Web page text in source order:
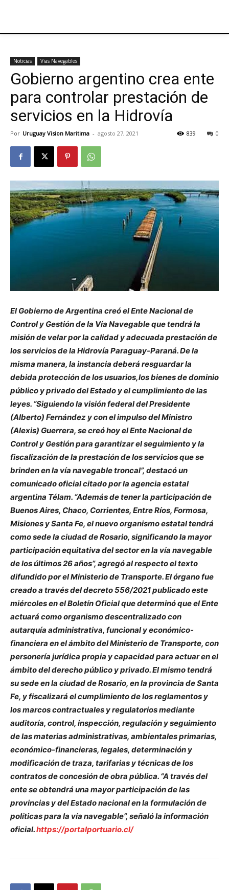
Noticias Vias Navegables
Gobierno argentino crea ente
para controlar prestación de
servicios en la Hidrovía
Por Uruguay Vision Maritima - agosto 27, 2021 0
839
El Gobierno de Argentina creó el Ente Nacional de
Control y Gestión de la Vía Navegable que tendrá la
misión de velar por la calidad y adecuada prestación de
los servicios de la Hidrovía Paraguay-Paraná. De la
misma manera, la instancia deberá resguardar la
debida protección de los usuarios,los bienes de dominio
público y privado del Estado y el cumplimiento de las
leyes. “Siguiendo la visión federal del Presidente
(Alberto) Fernández y con el impulso del Ministro
(Alexis) Guerrera, se creó hoy el Ente Nacional de
Control y Gestión para garantizar el seguimiento y la
fiscalización de la prestación de los servicios que se
brinden en la vía navegable troncal”, destacó un
comunicado oficial citado por la agencia estatal
argentina Télam. “Además de tener la participación de
Buenos Aires, Chaco, Corrientes, Entre Ríos, Formosa,
Misiones y Santa Fe, el nuevo organismo estatal tendrá
como sede la ciudad de Rosario, significando la mayor
participación equitativa del sector en la vía navegable
de los últimos 26 años”, agregó al respecto el texto
difundido por el Ministerio de Transporte. El órgano fue
creado a través del decreto 556/2021 publicado este
miércoles en el Boletín Oficial que determinó que el Ente
actuará como organismo descentralizado con
autarquía administrativa, funcional y económico-
financiera en el ámbito del Ministerio de Transporte, con
personería jurídica propia y capacidad para actuar en el
ámbito del derecho público y privado. El mismo tendrá
su sede en la ciudad de Rosario, en la provincia de Santa
Fe, y fiscalizará el cumplimiento de los reglamentos y
los marcos contractuales y regulatorios mediante
auditoría, control, inspección, regulación y seguimiento
de las materias administrativas, ambientales primarias,
económico-financieras, legales, determinación y
modificación de traza, tarifarias y técnicas de los
contratos de concesión de obra pública. “A través del
ente se obtendrá una mayor participación de las
provincias y del Estado nacional en la formulación de
políticas para la vía navegable”, señaló la información
oficial.https://portalportuario.cl/